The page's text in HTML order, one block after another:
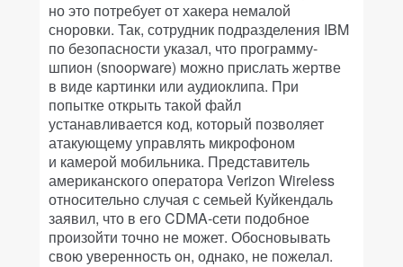
но это потребует от хакера немалой
сноровки. Так, сотрудник подразделения IBM
по безопасности указал, что программу-
шпион (snoopware) можно прислать жертве
в виде картинки или аудиоклипа. При
попытке открыть такой файл
устанавливается код, который позволяет
атакующему управлять микрофоном
и камерой мобильника. Представитель
американского оператора Verizon Wireless
относительно случая с семьей Куйкендаль
заявил, что в его CDMA-сети подобное
произойти точно не может. Обосновывать
свою уверенность он, однако, не пожелал.